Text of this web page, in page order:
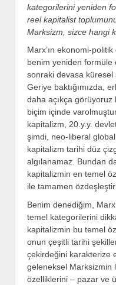
kategorilerini yeniden
reel kapitalist
Marksizm, sizce hangi
Marx’ın ekonomi-
benim yeniden formüle
sonraki devasa küresel
Geriye baktığımızda,
daha açıkça
biçim içinde
kapitalizm, 20.y.y.
şimdi, neo-liberal
kapitalizm tarihi düz
algılanamaz. Bundan
kapitalizmin en temel
ile tamamen
Benim denediğim,
temel kategorilerini
kapitalizmin bu temel
onun çeşitli tarihi
çekirdeğini karakterize
geleneksel Marksizmin
özelliklerini – pazar ve